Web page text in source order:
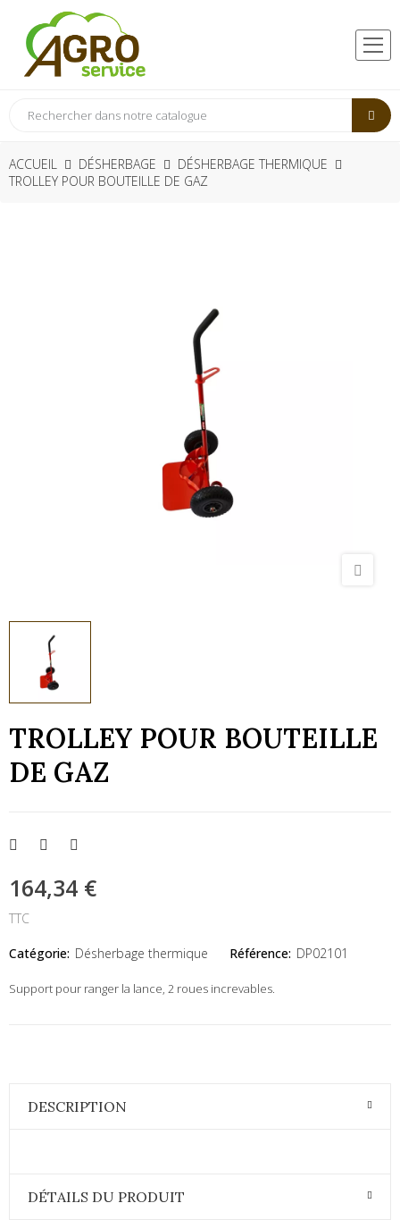
ACCUEIL DÉSHERBAGE
DÉSHERBAGE THERMIQUE
TROLLEY POUR BOUTEILLE DE GAZ
TROLLEY POUR BOUTEILLE
DE GAZ
164,34 €
TTC
Catégorie: Désherbage thermique Référence: DP02101
Support pour ranger la lance, 2 roues increvables.
DESCRIPTION
DÉTAILS DU PRODUIT